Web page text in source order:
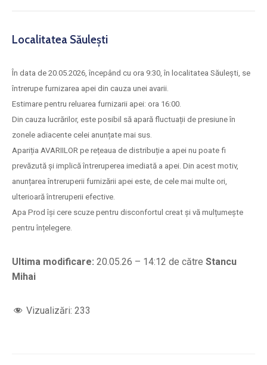
Localitatea Săulești
În data de 20.05.2026, începând cu ora 9:30, în localitatea Săulești, se
întrerupe furnizarea apei din cauza unei avarii.
Estimare pentru reluarea furnizarii apei: ora 16:00.
Din cauza lucrărilor, este posibil să apară fluctuații de presiune în
zonele adiacente celei anunțate mai sus.
Apariția AVARIILOR pe rețeaua de distribuție a apei nu poate fi
prevăzută și implică întreruperea imediată a apei. Din acest motiv,
anunțarea întreruperii furnizării apei este, de cele mai multe ori,
ulterioară întreruperii efective.
Apa Prod își cere scuze pentru disconfortul creat și vă mulțumește
pentru înțelegere.
Ultima modificare: 20.05.26 – 14:12 de către Stancu
Mihai
Vizualizări: 233